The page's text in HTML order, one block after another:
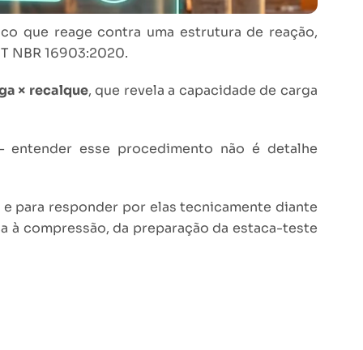
que reage contra uma estrutura de reação,
NBR 16903:2020.
× recalque, que revela a capacidade de carga
esse procedimento não é detalhe
para responder por elas tecnicamente diante
à compressão, da preparação da estaca-teste